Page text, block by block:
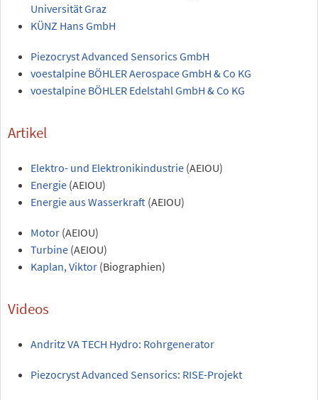
Universität Graz
KÜNZ Hans GmbH
Piezocryst Advanced Sensorics GmbH
voestalpine BÖHLER Aerospace GmbH & Co KG
voestalpine BÖHLER Edelstahl GmbH & Co KG
Artikel
Elektro- und Elektronikindustrie (AEIOU)
Energie (AEIOU)
Energie aus Wasserkraft (AEIOU)
Motor (AEIOU)
Turbine (AEIOU)
Kaplan, Viktor (Biographien)
Videos
Andritz VA TECH Hydro: Rohrgenerator
Piezocryst Advanced Sensorics: RISE-Projekt